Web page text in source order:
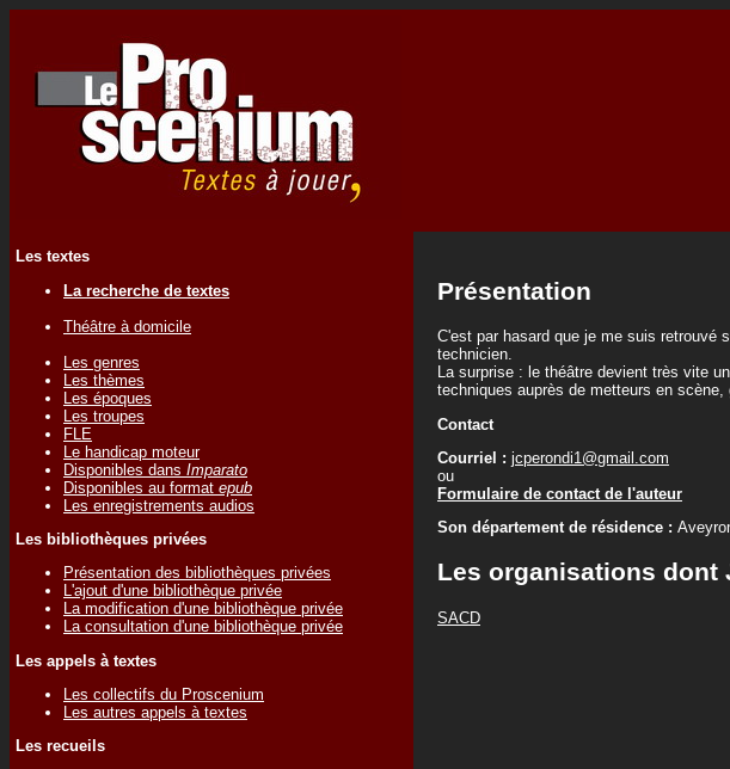
Les textes
La recherche de textes
Théâtre à domicile
Les genres
Les thèmes
Les époques
Les troupes
FLE
Le handicap moteur
Disponibles dans Imparato
Disponibles au format epub
Les enregistrements audios
Les bibliothèques privées
Présentation des bibliothèques privées
L'ajout d'une bibliothèque privée
La modification d'une bibliothèque privée
La consultation d'une bibliothèque privée
Les appels à textes
Les collectifs du Proscenium
Les autres appels à textes
Les recueils
Présentation
C'est par hasard que je me suis retrouvé
technicien.
La surprise : le théâtre devient très vite
techniques auprès de metteurs en
Contact
Courriel : jcperondi1@gmail.com
ou
Formulaire de contact de l'auteur
Son département de résidence :
Les organisations dont
SACD